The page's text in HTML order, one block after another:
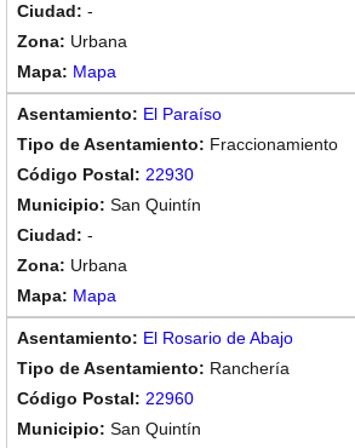
-
Urbana
Mapa
El Paraíso
Fraccionamiento
22930
San Quintín
-
Urbana
Mapa
El Rosario de Abajo
Ranchería
22960
San Quintín